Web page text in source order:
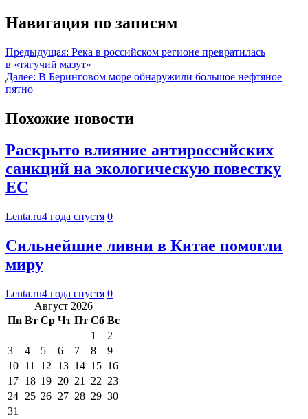
Навигация по записям
Предыдущая: Река в российском регионе превратилась
в «тягучий мазут»
Далее: В Беринговом море обнаружили большое нефтяное
пятно
Похожие новости
Раскрыто влияние антироссийских
санкций на экологическую повестку
ЕС
Lenta.ru4 года спустя 0
Сильнейшие ливни в Китае помогли
миру
Lenta.ru4 года спустя 0
Август 2026
Пн Вт Ср Чт Пт Сб Вс
1
2
3
4 5 6 7 8
9
10 11 12 13 14 15 16
17 18 19 20 21 22 23
24 25 26 27 28 29 30
31